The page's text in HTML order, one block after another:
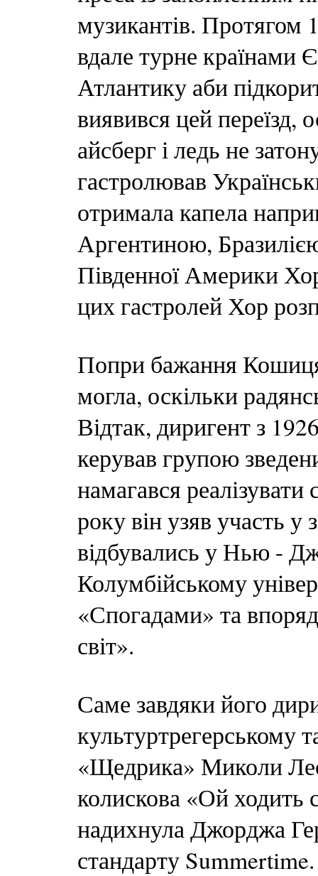
музикантів. Протягом
вдале турне країнами
Атлантику аби
виявився цей переїзд,
айсберг і ледь не
гастролював
отримала капела
Аргентиною,
Південної Америки
цих гастролей Хор
Попри бажання
могла, оскільки
Відтак, диригент з
керував групою
намагався
року він узяв участь
відбувались у Нью -
Колумбійському
«Спогадами» та
світ».
Саме завдяки його
культуртрегерському
«Щедрика» Миколи
колискова «Ой ходить
надихнула Джорджа
стандарту Summertime.